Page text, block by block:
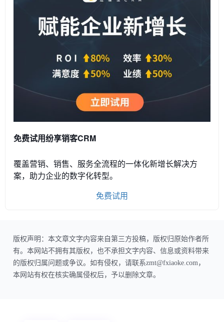
免费试用纷享销客CRM
覆盖营销、销售、服务全流程的一体化新增长解决方
案，助力企业的数字化转型。
免费试用
版权声明：本文章文字内容来自第三方投稿，版权归原始作者所
有。本网站不拥有其版权，也不承担文字内容、信息或资料带来
的版权归属问题或争议。如有侵权，请联系zmt@fxiaoke.com，
本网站有权在核实确属侵权后，予以删除文章。